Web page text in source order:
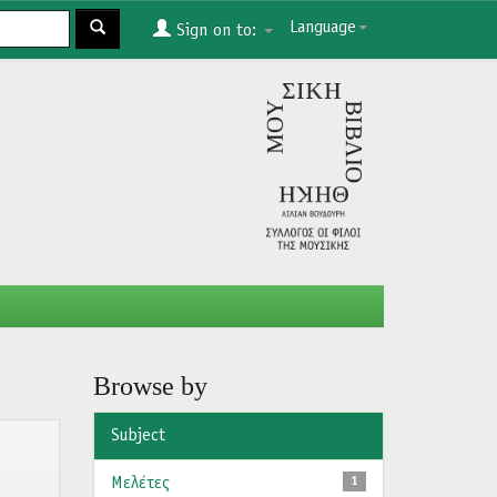
Language
Sign on to:
Browse by
Subject
1
Μελέτες